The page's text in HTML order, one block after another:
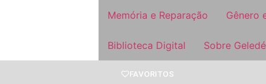
Memória e Reparação Gênero
Biblioteca Digital Sobre
FAVORITOS